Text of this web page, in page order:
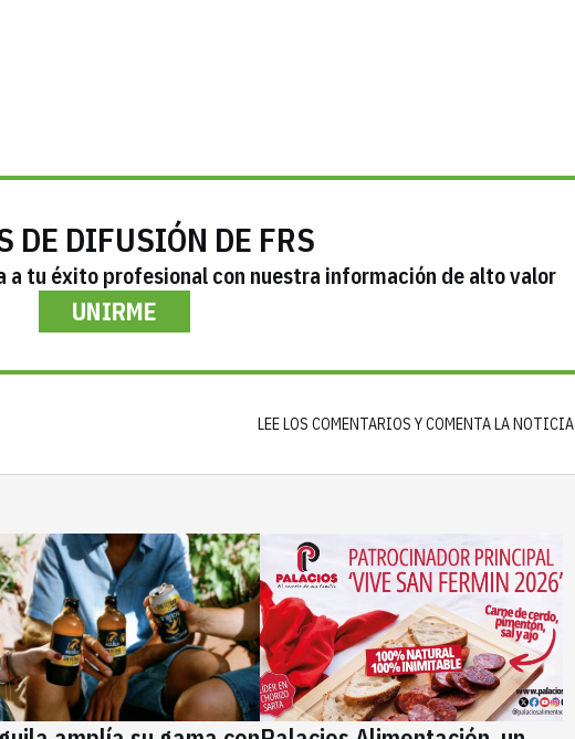
DE DIFUSIÓN DE FRS
tu éxito profesional con nuestra información de alto valor
UNIRME
LEE LOS COMENTARIOS Y COMENTA LA NOTICIA